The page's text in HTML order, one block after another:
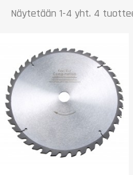
Näytetään 1-4 yht. 4